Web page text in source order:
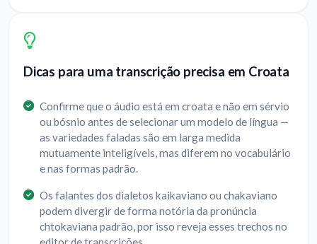
Dicas para uma transcrição precisa em Croata
Confirme que o áudio está em croata e não em sérvio
ou bósnio antes de selecionar um modelo de língua —
as variedades faladas são em larga medida
mutuamente inteligíveis, mas diferem no vocabulário
e nas formas padrão.
Os falantes dos dialetos kaikaviano ou chakaviano
podem divergir de forma notória da pronúncia
chtokaviana padrão, por isso reveja esses trechos no